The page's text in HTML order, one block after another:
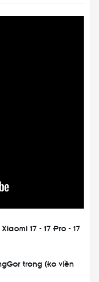
17 - 17 Pro - 17
trong (ko viền